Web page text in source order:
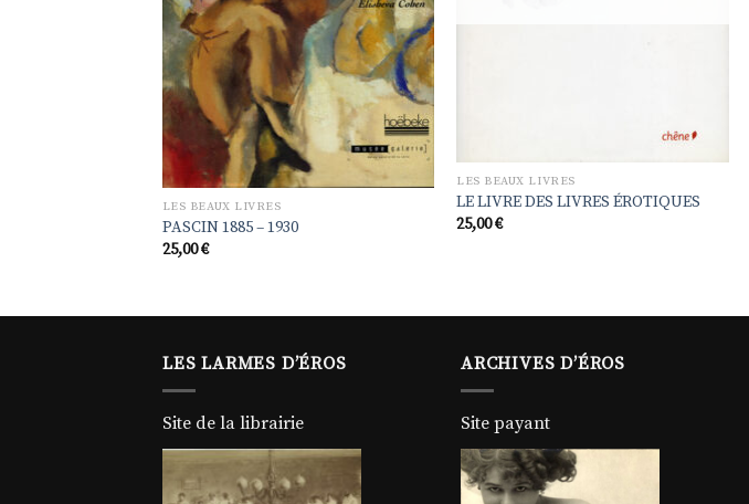
LES BEAUX LIVRES
PASCIN 1885 – 1930
25,00€
LES BEAUX LIVRES
LE LIVRE DES LIVRES ÉROTIQUES
25,00€
LES LARMES D’ÉROS
Site de la librairie
ARCHIVES D’ÉROS
Site payant